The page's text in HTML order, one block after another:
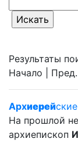
Результаты
Начало | Пред.
Архиерей
На прошлой
архиепископ